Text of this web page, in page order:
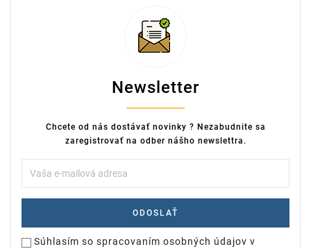
Newsletter
Chcete od nás dostávať novinky ? Nezabudnite sa
zaregistrovať na odber nášho newslettra.
Súhlasím so spracovaním osobných údajov v